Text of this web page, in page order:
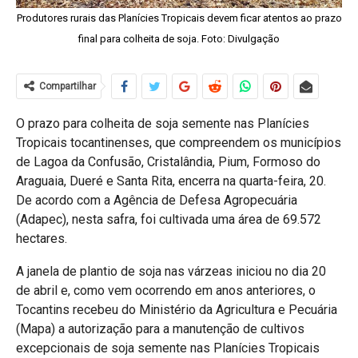
Produtores rurais das Planícies Tropicais devem ficar atentos ao prazo
final para colheita de soja. Foto: Divulgação
Compartilhar
O prazo para colheita de soja semente nas Planícies
Tropicais tocantinenses, que compreendem os municípios
de Lagoa da Confusão, Cristalândia, Pium, Formoso do
Araguaia, Dueré e Santa Rita, encerra na quarta-feira, 20.
De acordo com a Agência de Defesa Agropecuária
(Adapec), nesta safra, foi cultivada uma área de 69.572
hectares.
A janela de plantio de soja nas várzeas iniciou no dia 20
de abril e, como vem ocorrendo em anos anteriores, o
Tocantins recebeu do Ministério da Agricultura e Pecuária
(Mapa) a autorização para a manutenção de cultivos
excepcionais de soja semente nas Planícies Tropicais